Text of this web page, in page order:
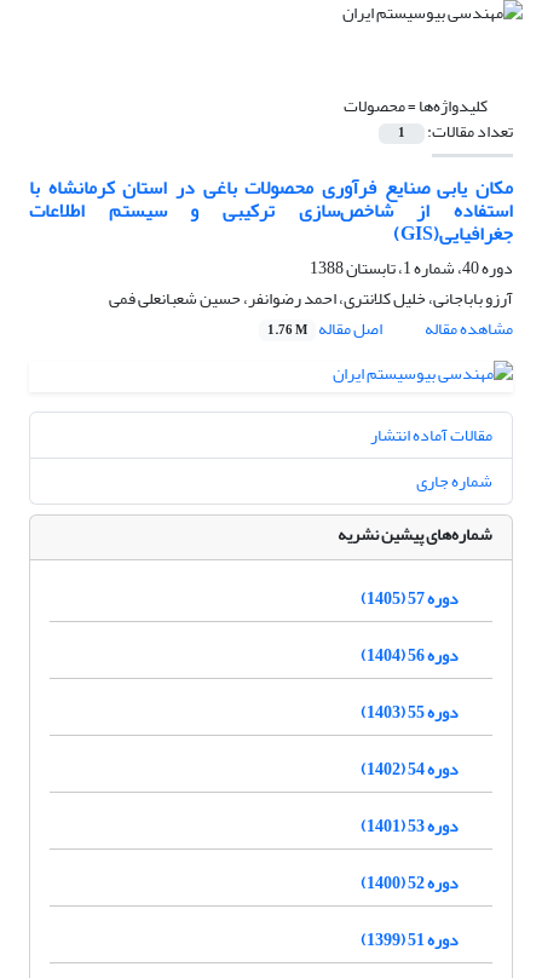
کلیدواژه‌ها =محصولات
تعداد مقالات: 1
مکان یابی صنایع فرآوری محصولات باغی در استان کرمانشاه با
استفاده از شاخص‌سازی ترکیبی و سیستم اطلاعات
جغرافیایی(GIS)
دوره 40، شماره 1، تابستان 1388
آرزو باباجانی، خلیل کلانتری، احمد رضوانفر، حسین شعبانعلی فمی
مشاهده مقاله
اصل مقاله 1.76 M
مقالات آماده انتشار
شماره جاری
شماره‌های پیشین نشریه
دوره 57 (1405)
دوره 56 (1404)
دوره 55 (1403)
دوره 54 (1402)
دوره 53 (1401)
دوره 52 (1400)
دوره 51 (1399)